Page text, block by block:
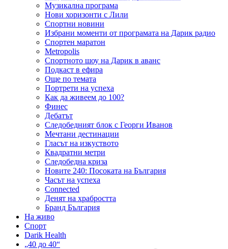
Музикална програма
Нови хоризонти с Лили
Спортни новини
Избрани моменти от програмата на Дарик радио
Спортен маратон
Metropolis
Спортното шоу на Дарик в аванс
Подкаст в ефира
Още по темата
Портрети на успеха
Как да живеем до 100?
Финес
Дебатът
Следобедният блок с Георги Иванов
Мечтани дестинации
Гласът на изкуството
Квадратни метри
Следобедна криза
Новите 240: Посоката на България
Часът на успеха
Connected
Денят на храбростта
Бранд България
На живо
Спорт
Darik Health
„40 до 40“